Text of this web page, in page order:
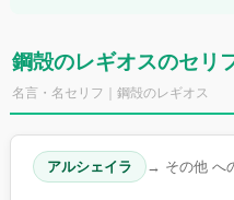
鋼殻のレギオスのセリ
名言・名セリフ｜鋼殻のレギオス
アルシェイラ → その他 へ